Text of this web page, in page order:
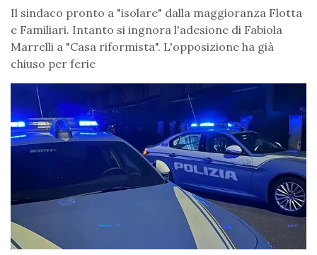
Il sindaco pronto a "isolare" dalla maggioranza Flotta
e Familiari. Intanto si ingnora l'adesione di Fabiola
Marrelli a "Casa riformista". L'opposizione ha già
chiuso per ferie